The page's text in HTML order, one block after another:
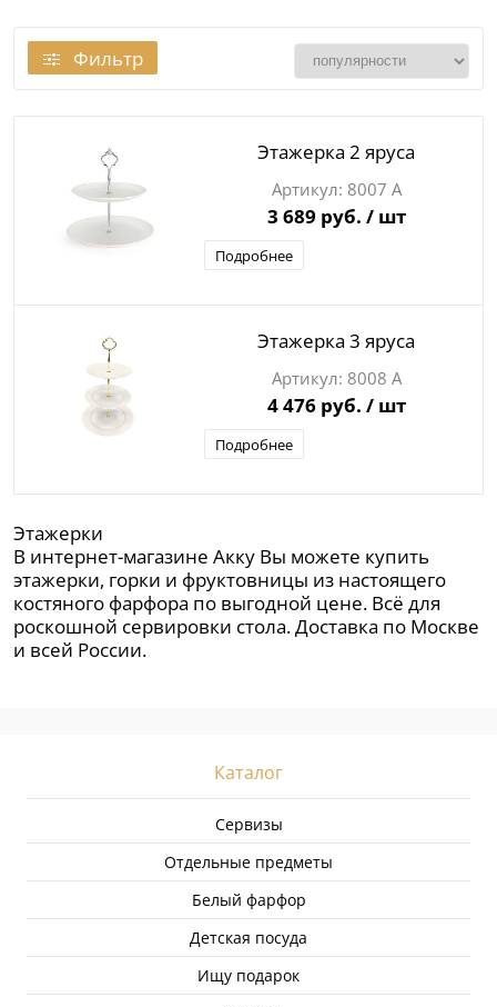
Фильтр
Этажерка 2 яруса
8007 А
3 689 руб. / шт
Подробнее
Этажерка 3 яруса
8008 А
4 476 руб. / шт
Подробнее
Этажерки
В интернет-магазине Акку Вы можете купить
этажерки, горки и фруктовницы из настоящего
костяного фарфора по выгодной цене. Всё для
роскошной сервировки стола. Доставка по Москве
и всей России.
Каталог
Сервизы
Отдельные предметы
Белый фарфор
Детская посуда
Ищу подарок